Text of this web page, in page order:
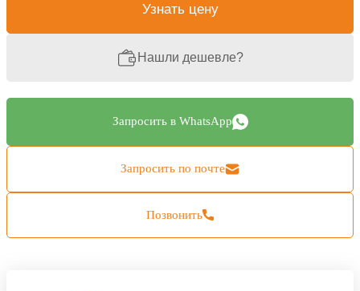
Узнать цену
Нашли дешевле?
Запросить в WhatsApp
Запросить по почте
Позвонить